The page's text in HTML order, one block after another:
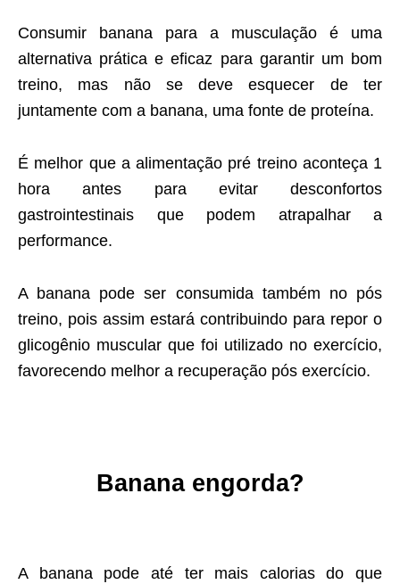
Consumir banana para a musculação é uma
alternativa prática e eficaz para garantir um bom
treino, mas não se deve esquecer de ter
juntamente com a banana, uma fonte de proteína.
É melhor que a alimentação pré treino aconteça 1
hora antes para evitar desconfortos
gastrointestinais que podem atrapalhar a
performance.
A banana pode ser consumida também no pós
treino, pois assim estará contribuindo para repor o
glicogênio muscular que foi utilizado no exercício,
favorecendo melhor a recuperação pós exercício.
Banana engorda?
A banana pode até ter mais calorias do que